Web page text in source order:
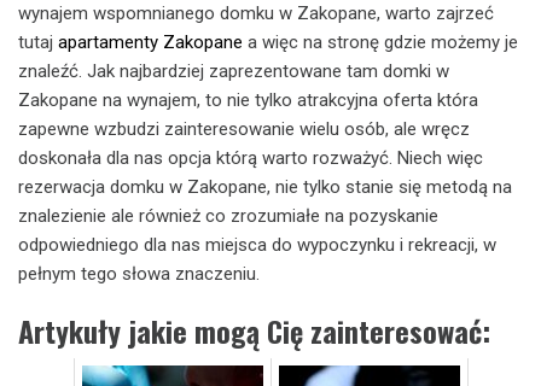
wynajem wspomnianego domku w Zakopane, warto zajrzeć
tutaj apartamenty Zakopane a więc na stronę gdzie możemy je
znaleźć. Jak najbardziej zaprezentowane tam domki w
Zakopane na wynajem, to nie tylko atrakcyjna oferta która
zapewne wzbudzi zainteresowanie wielu osób, ale wręcz
doskonała dla nas opcja którą warto rozważyć. Niech więc
rezerwacja domku w Zakopane, nie tylko stanie się metodą na
znalezienie ale również co zrozumiałe na pozyskanie
odpowiedniego dla nas miejsca do wypoczynku i rekreacji, w
pełnym tego słowa znaczeniu.
Artykuły jakie mogą Cię zainteresować: